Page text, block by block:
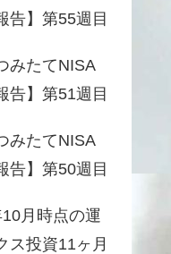
告】第55週目
みたてNISA
告】第51週目
みたてNISA
告】第50週目
10月時点の運
ス投資11ヶ月